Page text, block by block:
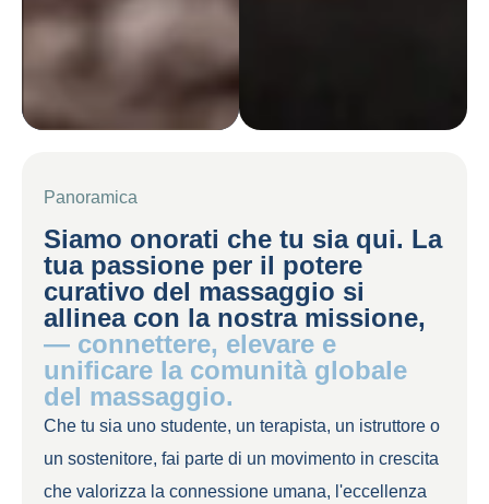
Panoramica
Siamo onorati che tu sia qui. La
tua passione per il potere
curativo del massaggio si
allinea con la nostra missione,
— connettere, elevare e
unificare la comunità globale
del massaggio.
Che tu sia uno studente, un terapista, un istruttore o
un sostenitore, fai parte di un movimento in crescita
che valorizza la connessione umana, l'eccellenza